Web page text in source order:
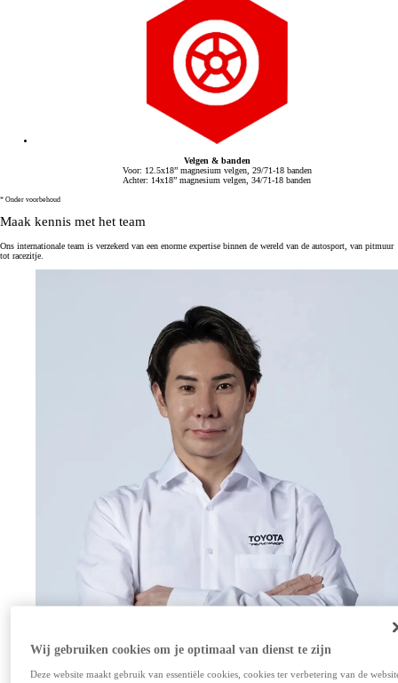
Velgen & banden
Voor: 12.5x18” magnesium velgen, 29/71-18 banden
Achter: 14x18” magnesium velgen, 34/71-18 banden
* Onder voorbehoud
Maak kennis met het team
Ons internationale team is verzekerd van een enorme expertise binnen de wereld van de autosport, van pitmuur
tot racezitje.
Wij gebruiken cookies om je optimaal van dienst te zijn
Deze website maakt gebruik van essentiële cookies, cookies ter verbetering van de